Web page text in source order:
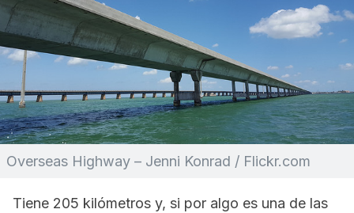
Overseas Highway – Jenni Konrad / Flickr.com
Tiene 205 kilómetros y, si por algo es una de las